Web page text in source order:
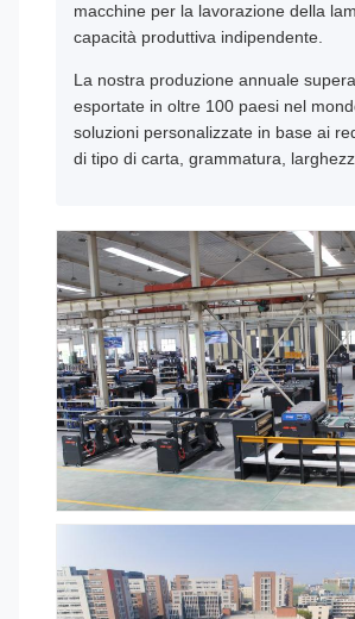
macchine per la lavorazione della
capacità produttiva indipendente.
La nostra produzione annuale
esportate in oltre 100 paesi nel
soluzioni personalizzate in base ai
di tipo di carta, grammatura,